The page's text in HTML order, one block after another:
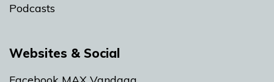
Podcasts
Websites & Social